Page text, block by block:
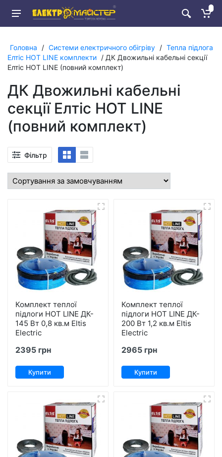
Головна / Системи електричного обігріву / Тепла підлога
Елтіс HOT LINE комплекти / ДК Двожильні кабельні секції
Елтіс HOT LINE (повний комплект)
ДК Двожильні кабельні
секції Елтіс HOT LINE
(повний комплект)
Фільтр
Комплект теплої
підлоги HOT LINE ДК-
145 Вт 0,8 кв.м Eltis
Electric
2395 грн
Купити
Комплект теплої
підлоги HOT LINE ДК-
200 Вт 1,2 кв.м Eltis
Electric
2965 грн
Купити